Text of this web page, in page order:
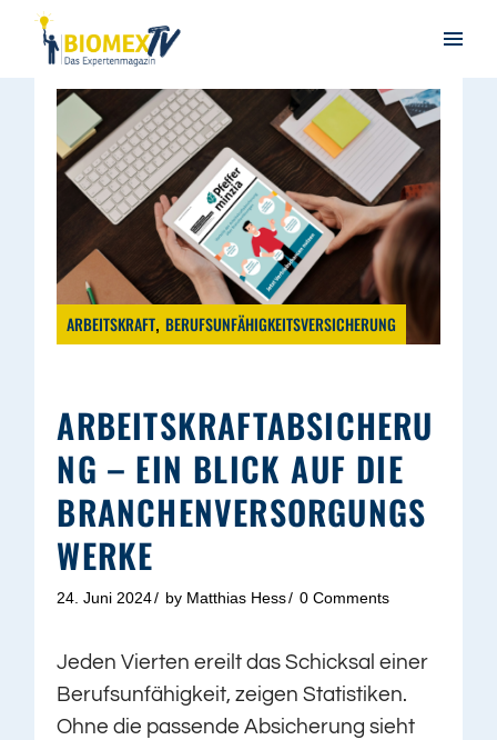
ARBEITSKRAFT BERUFSUNFÄHIGKEITSVERSICHERUNG
ARBEITSKRAFTABSICHERU
NG – EIN BLICK AUF DIE
BRANCHENVERSORGUNGS
WERKE
24. Juni 2024 by Matthias Hess 0 Comments
Jeden Vierten ereilt das Schicksal einer
Berufsunfähigkeit, zeigen Statistiken.
Ohne die passende Absicherung sieht